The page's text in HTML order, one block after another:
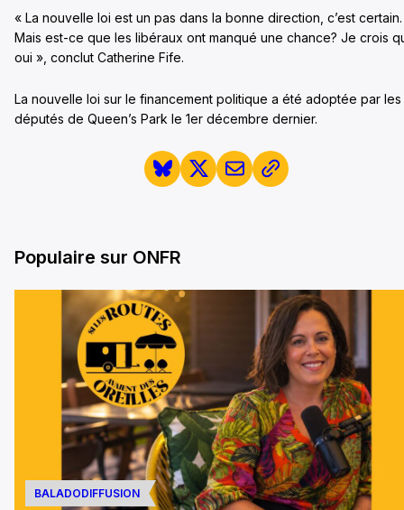
« La nouvelle loi est un pas dans la bonne direction, c’est certain.
Mais est-ce que les libéraux ont manqué une chance? Je crois
oui », conclut Catherine Fife.
La nouvelle loi sur le financement politique a été adoptée par les
députés de Queen’s Park le 1er décembre dernier.
Populaire sur ONFR
BALADODIFFUSION